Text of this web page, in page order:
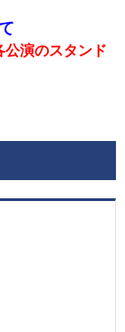
公演のスタンド